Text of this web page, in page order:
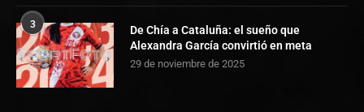
3
De Chía a Cataluña: el sueño que
Alexandra García convirtió en meta
29 de noviembre de 2025